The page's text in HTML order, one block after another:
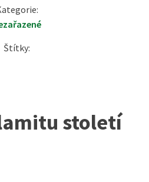
Štítky:
století